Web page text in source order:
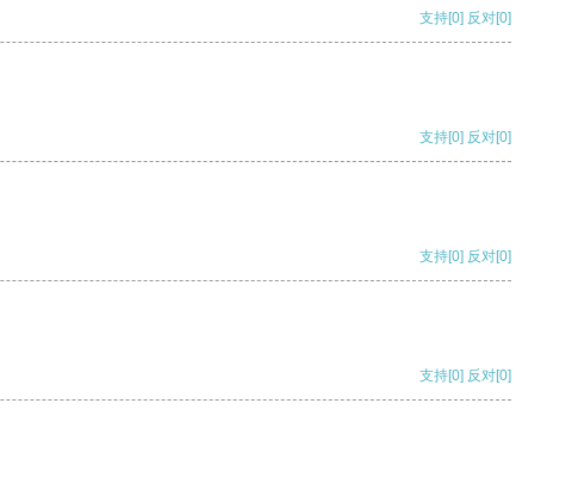
支持[0] 反对[0]
支持[0] 反对[0]
支持[0] 反对[0]
支持[0] 反对[0]